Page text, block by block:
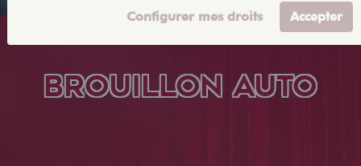
BROUILLON AUTO
Configurer mes droits Accepter